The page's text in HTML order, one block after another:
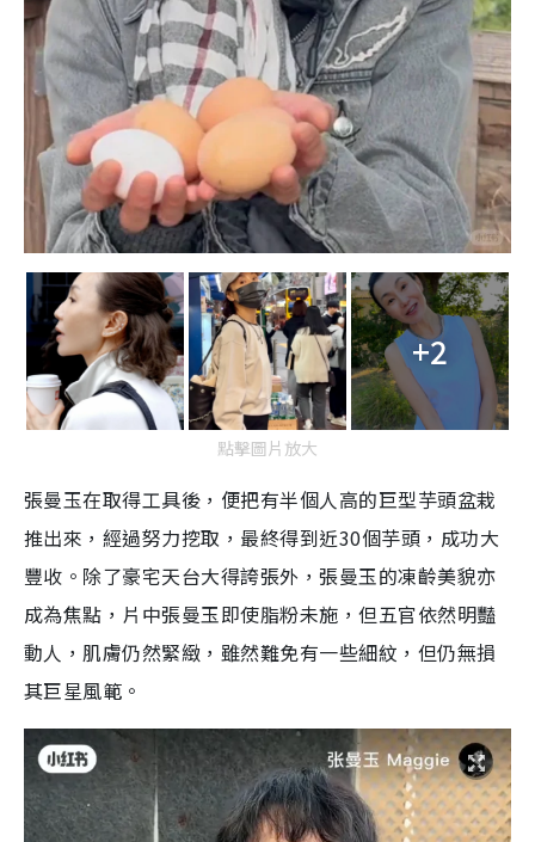
+2
點擊圖片放大
張曼玉在取得工具後，便把有半個人高的巨型芋頭盆栽
推出來，經過努力挖取，最終得到近30個芋頭，成功大
豐收。除了豪宅天台大得誇張外，張曼玉的凍齡美貌亦
成為焦點，片中張曼玉即使脂粉未施，但五官依然明豔
動人，肌膚仍然緊緻，雖然難免有一些細紋，但仍無損
其巨星風範。